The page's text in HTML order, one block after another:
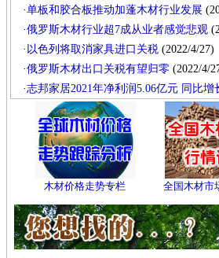
·单板和胶合板推动加蓬木材行业发展
·俄罗斯木材行业超7成从业者感觉悲观
· 以色列将取消家具进口关税 (2022/4/27)
·俄罗斯木材出口关税有望归零 (2022/4/
·志邦家居2021年净利润5.06亿元 同比增
木材价格走势专栏 全国木材市